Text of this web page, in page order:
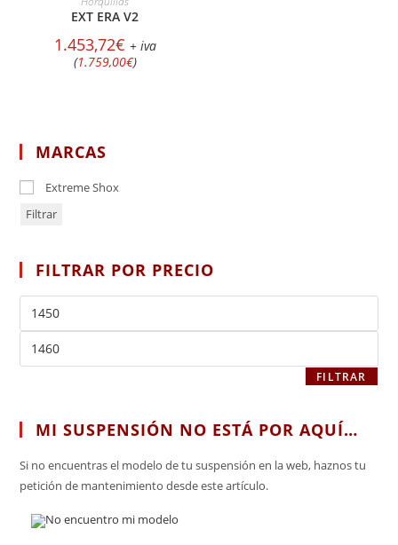
EXT ERA V2
1.453,72€ + iva
(1.759,00€)
MARCAS
Extreme Shox
Filtrar
FILTRAR POR PRECIO
FILTRAR
MI SUSPENSIÓN NO ESTÁ POR AQUÍ…
Si no encuentras el modelo de tu suspensión en la web, haznos tu
petición de mantenimiento desde este artículo.